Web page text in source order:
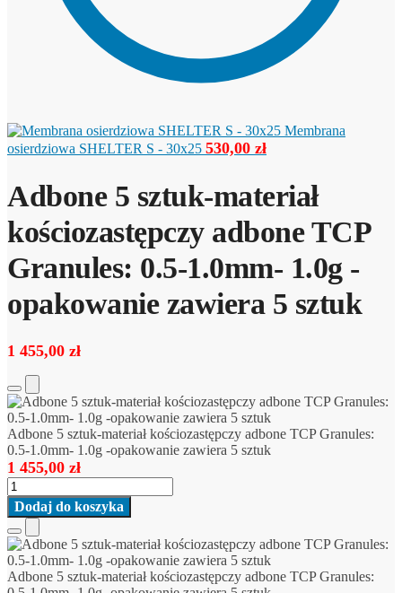
Membrana
osierdziowa SHELTER S - 30x25 530,00 zł
Adbone 5 sztuk-materiał
kościozastępczy adbone TCP
Granules: 0.5-1.0mm- 1.0g -
opakowanie zawiera 5 sztuk
1 455,00 zł
Add
to
Cart
Adbone 5 sztuk-materiał kościozastępczy adbone TCP Granules:
0.5-1.0mm- 1.0g -opakowanie zawiera 5 sztuk
1 455,00 zł
ilość
Adbone
5
sztuk-
materiał
kościozastępczy
adbone
Dodaj do koszyka
Add
to
Cart
Adbone 5 sztuk-materiał kościozastępczy adbone TCP Granules: